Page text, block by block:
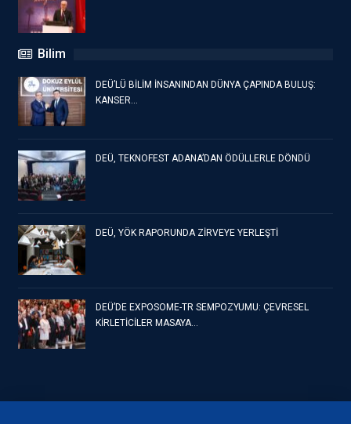
Bilim
DEÜ’LÜ BİLİM İNSANINDAN DÜNYA ÇAPINDA BULUŞ:
KANSER…
DEÜ, TEKNOFEST ADANA’DAN ÖDÜLLERLE DÖNDÜ
DEÜ, YÖK RAPORUNDA ZİRVEYE YERLEŞTİ
DEÜ’DE EXPOSOME-TR SEMPOZYUMU: ÇEVRESEL
KİRLETİCİLER MASAYA…